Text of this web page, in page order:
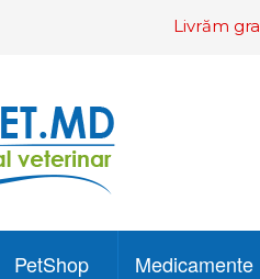
Livrăm
PetShop Medicamente